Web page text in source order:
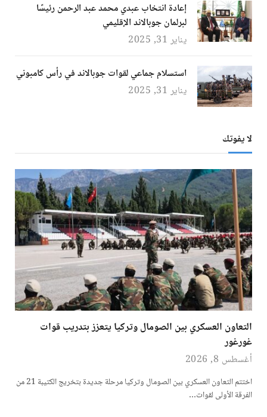
إعادة انتخاب عبدي محمد عبد الرحمن رئيسًا
لبرلمان جوبالاند الإقليمي
يناير 31, 2025
استسلام جماعي لقوات جوبالاند في رأس كامبوني
يناير 31, 2025
لا يفوتك
التعاون العسكري بين الصومال وتركيا يتعزز بتدريب قوات
غورغور
أغسطس 8, 2026
اختتم التعاون العسكري بين الصومال وتركيا مرحلة جديدة بتخريج الكتيبة 21 من
الفرقة الأولى لقوات…